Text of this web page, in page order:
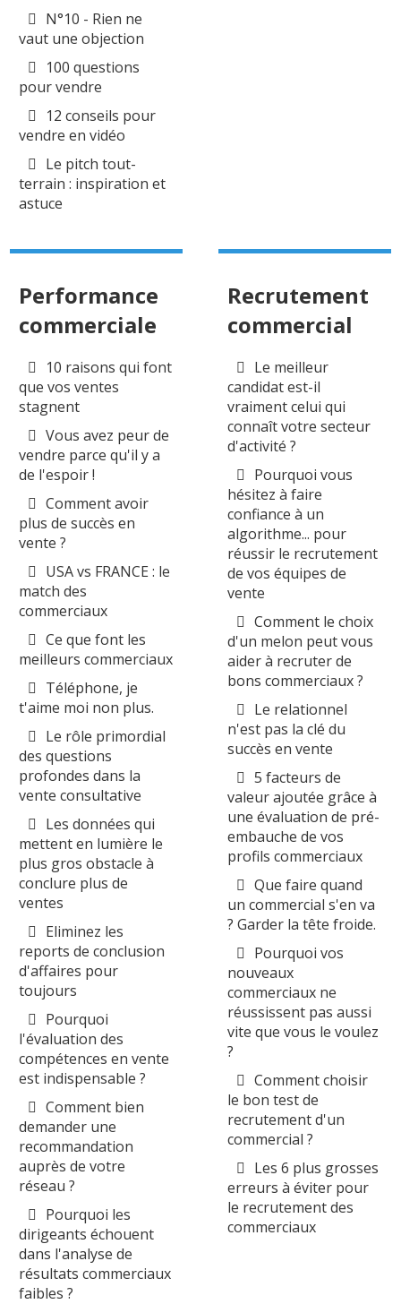
N°10 - Rien ne
vaut une objection
100 questions
pour vendre
12 conseils pour
vendre en vidéo
Le pitch tout-
terrain : inspiration et
astuce
Performance
commerciale
10 raisons qui font
que vos ventes
stagnent
Vous avez peur de
vendre parce qu'il y a
de l'espoir !
Comment avoir
plus de succès en
vente ?
USA vs FRANCE : le
match des
commerciaux
Ce que font les
meilleurs commerciaux
Téléphone, je
t'aime moi non plus.
Le rôle primordial
des questions
profondes dans la
vente consultative
Les données qui
mettent en lumière le
plus gros obstacle à
conclure plus de
ventes
Eliminez les
reports de conclusion
d'affaires pour
toujours
Pourquoi
l'évaluation des
compétences en vente
est indispensable ?
Comment bien
demander une
recommandation
auprès de votre
réseau ?
Pourquoi les
dirigeants échouent
dans l'analyse de
résultats commerciaux
faibles ?
Recrutement
commercial
Le meilleur
candidat est-il
vraiment celui qui
connaît votre secteur
d'activité ?
Pourquoi vous
hésitez à faire
confiance à un
algorithme... pour
réussir le recrutement
de vos équipes de
vente
Comment le choix
d'un melon peut vous
aider à recruter de
bons commerciaux ?
Le relationnel
n'est pas la clé du
succès en vente
5 facteurs de
valeur ajoutée grâce à
une évaluation de pré-
embauche de vos
profils commerciaux
Que faire quand
un commercial s'en va
? Garder la tête froide.
Pourquoi vos
nouveaux
commerciaux ne
réussissent pas aussi
vite que vous le voulez
?
Comment choisir
le bon test de
recrutement d'un
commercial ?
Les 6 plus grosses
erreurs à éviter pour
le recrutement des
commerciaux